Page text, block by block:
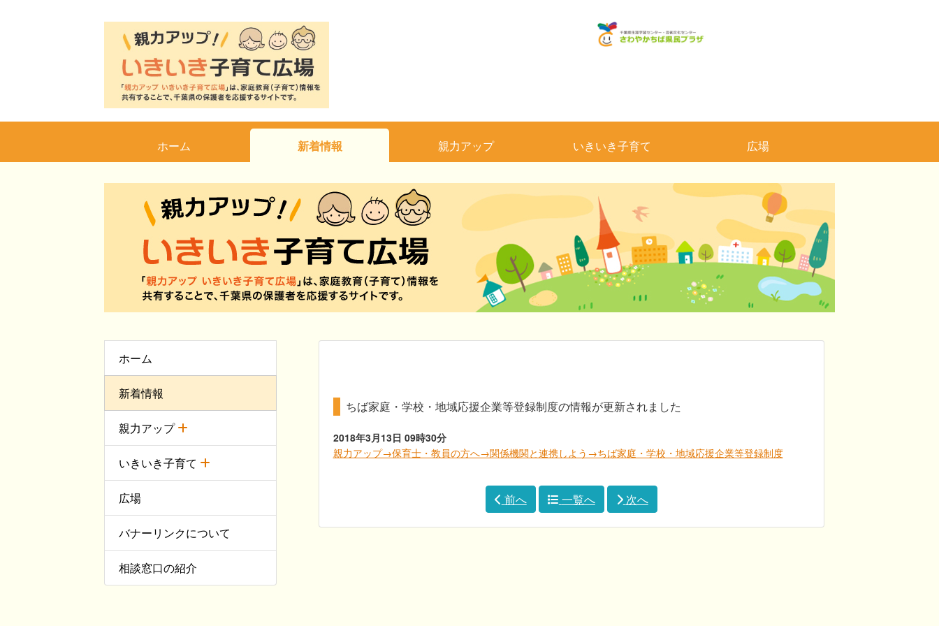
ホーム 新着情報 親力アップ いきいき子育て 広場
ホーム
新着情報
親力アップ
いきいき子育て
広場
バナーリンクについて
相談窓口の紹介
ちば家庭・学校・地域応援企業等登録制度の情報が更新されました
2018年3月13日 09時30分
親力アップ→保育士・教員の方へ→関係機関と連携しよう→ちば家庭・学校・地域応援企業等登録制度
前へ 一覧へ 次へ